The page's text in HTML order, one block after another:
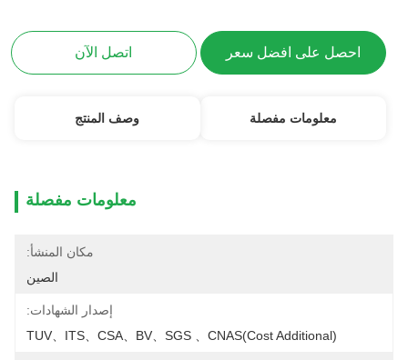
احصل على افضل سعر اتصل الآن
معلومات مفصلة وصف المنتج
معلومات مفصلة
مكان المنشأ:
الصين
إصدار الشهادات:
TUV、ITS、CSA、BV、SGS 、CNAS(cost Additional)